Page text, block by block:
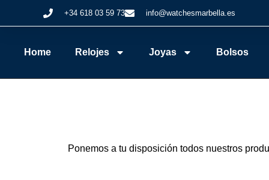
+34 618 03 59 73 info@watchesmarbella.es
Home Relojes Joyas Bolsos
Ponemos a tu disposición todos nuestros